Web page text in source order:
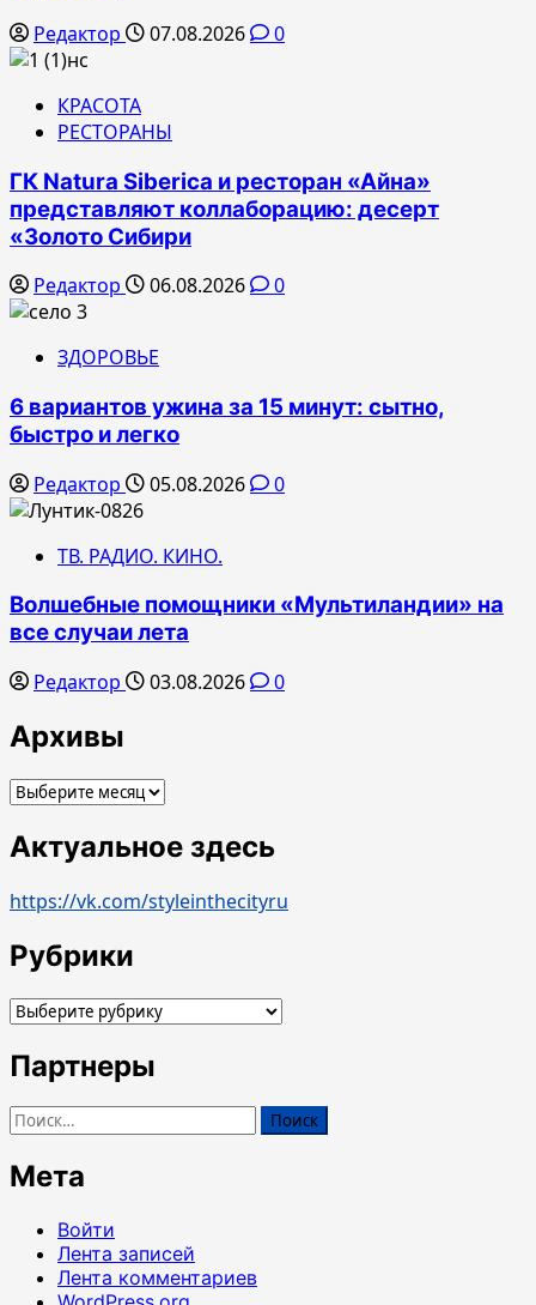
Редактор 07.08.2026 0
КРАСОТА
РЕСТОРАНЫ
ГК Natura Siberica и ресторан «Айна»
представляют коллаборацию: десерт
«Золото Сибири
Редактор 06.08.2026 0
ЗДОРОВЬЕ
6 вариантов ужина за 15 минут: сытно,
быстро и легко
Редактор 05.08.2026 0
ТВ. РАДИО. КИНО.
Волшебные помощники «Мультиландии» на
все случаи лета
Редактор 03.08.2026 0
Архивы
Архивы
Актуальное здесь
https://vk.com/styleinthecityru
Рубрики
Рубрики
Партнеры
Найти:
Мета
Войти
Лента записей
Лента комментариев